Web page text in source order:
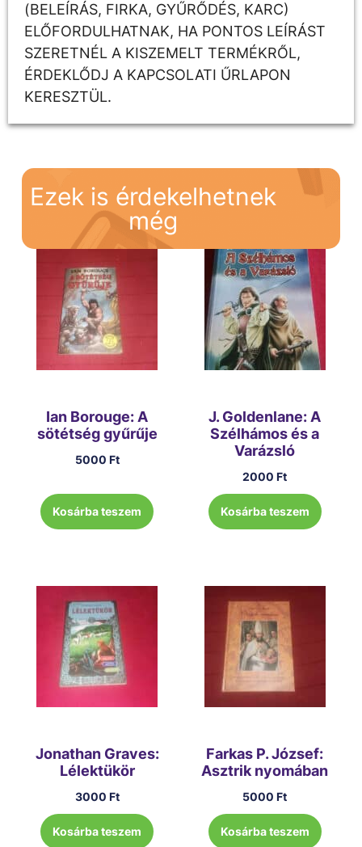
(BELEÍRÁS, FIRKA, GYŰRŐDÉS, KARC)
ELŐFORDULHATNAK, HA PONTOS LEÍRÁST
SZERETNÉL A KISZEMELT TERMÉKRŐL,
ÉRDEKLŐDJ A KAPCSOLATI ŰRLAPON
KERESZTÜL.
Ezek is érdekelhetnek
még
Ian Borouge: A
sötétség gyűrűje
5000 Ft
Kosárba teszem
J. Goldenlane: A
Szélhámos és a
Varázsló
2000Ft
Kosárba teszem
Jonathan Graves:
Lélektükör
3000 Ft
Kosárba teszem
Farkas P. József:
Asztrik nyomában
5000Ft
Kosárba teszem